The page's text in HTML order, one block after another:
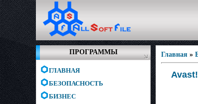
ПРОГРАММЫ
ГЛАВНАЯ
БЕЗОПАСНОСТЬ
БИЗНЕС
Главная »